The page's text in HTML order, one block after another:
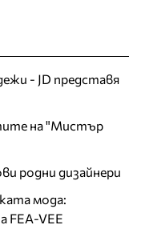
- JD представя
на "Мистър
родни дизайнери
мода:
FEA-VEE